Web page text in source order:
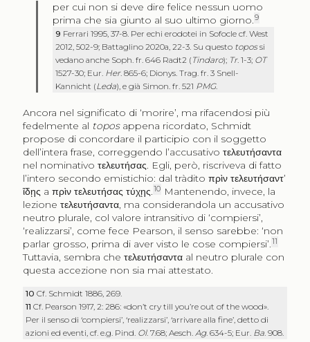
per cui non si deve dire felice nessun uomo
prima che sia giunto al suo ultimo giorno.9
9 Ferrari 1995, 37-8. Per echi erodotei in Sofocle cf. West
2012, 502-9; Battaglino 2020a, 22-3. Su questo topossi
vedano anche Soph. fr. 646 Radt2 ( Tindaro); Tr. 1-3; OT
1527-30; Eur. Her. 865-6; Dionys. Trag. fr. 3 Snell-
Kannicht (Leda), e già Simon. fr. 521 PMG.
Ancora nel significato di ‘morire’, ma rifacendosi più
fedelmente al toposappena ricordato, Schmidt
propose di concordare il participio con il soggetto
dell’intera frase, correggendo l’accusativo τελευτήσαντα
nel nominativo τελευτήσας. Egli, però, riscriveva di fatto
l’intero secondo emistichio: dal tràdito πρὶν τελευτήσαντ’
ἴδῃς a πρὶν τελευτήσας τύχῃς.10 Mantenendo, invece, la
lezione τελευτήσαντα, ma considerandola un accusativo
neutro plurale, col valore intransitivo di ‘compiersi’,
‘realizzarsi’, come fece Pearson, il senso sarebbe: ‘non
parlar grosso, prima di aver visto le cose compiersi’.11
Tuttavia, sembra che τελευτήσανταal neutro plurale con
questa accezione non sia mai attestato.
10Cf. Schmidt 1886, 269.
11Cf. Pearson 1917, 2: 286: «don’t cry till you’re out of the wood».
Per il senso di ‘compiersi’, ‘realizzarsi’, ‘arrivare alla fine’, detto di
azioni ed eventi, cf. e.g. Pind. Ol. 7.68; Aesch.Ag. 634-5; Eur. Ba. 908.